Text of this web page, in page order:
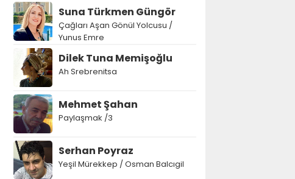
Suna Türkmen Güngör
Çağları Aşan Gönül Yolcusu /
Yunus Emre
Dilek Tuna Memişoğlu
Ah Srebrenitsa
Mehmet Şahan
Paylaşmak /3
Serhan Poyraz
Yeşil Mürekkep / Osman Balcıgil